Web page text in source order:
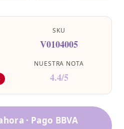
SKU
V0104005
NUESTRA NOTA
4.4/5
· Pago BBVA